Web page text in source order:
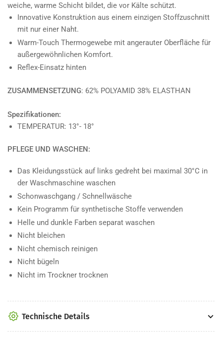
weiche, warme Schicht bildet, die vor Kälte schützt.
Innovative Konstruktion aus einem einzigen Stoffzuschnitt
mit nur einer Naht.
Warm-Touch Thermogewebe mit angerauter Oberfläche für
außergewöhnlichen Komfort.
Reflex-Einsatz hinten
ZUSAMMENSETZUNG: 62% POLYAMID 38% ELASTHAN
Spezifikationen:
TEMPERATUR: 13°- 18°
PFLEGE UND WASCHEN:
Das Kleidungsstück auf links gedreht bei maximal 30°C in
der Waschmaschine waschen
Schonwaschgang / Schnellwäsche
Kein Programm für synthetische Stoffe verwenden
Helle und dunkle Farben separat waschen
Nicht bleichen
Nicht chemisch reinigen
Nicht bügeln
Nicht im Trockner trocknen
Technische Details